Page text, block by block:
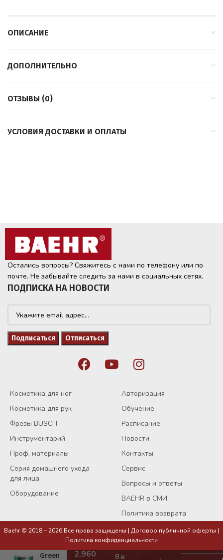
ОПИСАНИЕ
ДОПОЛНИТЕЛЬНО
ОТЗЫВЫ (0)
УСЛОВИЯ ДОСТАВКИ И ОПЛАТЫ
Остались вопросы? Свяжитесь с нами по телефону или по
почте. Не забывайте следить за нами в социальных сетях.
ПОДПИСКА НА НОВОСТИ
Косметика для ног
Косметика для рук
Фрезы BUSCH
Инструментарий
Проф. материалы
Серия домашнего ухода
для лица
Оборудование
Авторизация
Обучение
Расписание
Новости
Контакты
Сервис
Вопросы и ответы
BAEHR в СМИ
Политика возврата
Baehr © 2018 – 2026 Все права защищены | Договор публичной оферты |
Политика конфиденциальности
Green
8 в